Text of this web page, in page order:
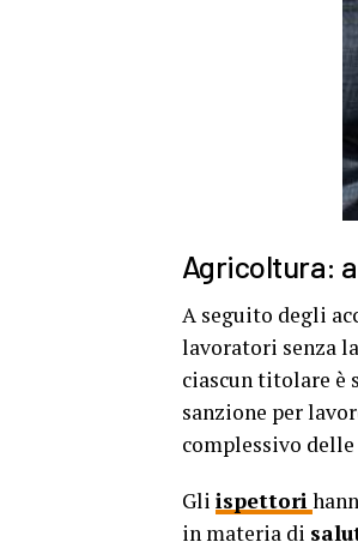
Agricoltura:
A seguito degli
lavoratori senza
ciascun titolare è
sanzione per
complessivo
Gli ispettori
in materia di